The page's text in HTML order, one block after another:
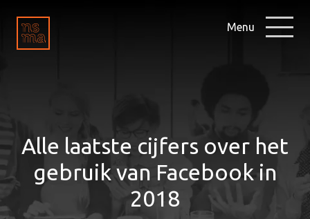
Menu
Alle laatste cijfers over het
gebruik van Facebook in
2018